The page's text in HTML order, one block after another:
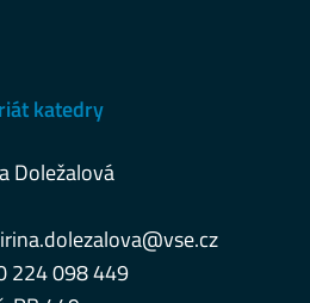
katedry
Doležalová
224 098 449